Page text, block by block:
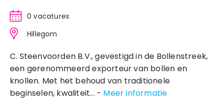
0 vacatures
Hillegom
C. Steenvoorden B.V., gevestigd in de Bollenstreek,
een gerenommeerd exporteur van bollen en
knollen. Met het behoud van traditionele
beginselen, kwaliteit... - Meer informatie